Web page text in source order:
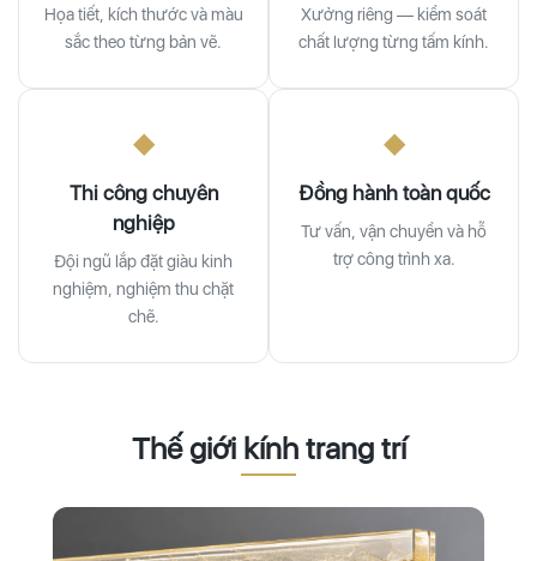
Họa tiết, kích thước và màu
sắc theo từng bản vẽ.
Xưởng riêng — kiểm soát
chất lượng từng tấm kính.
◆
Thi công chuyên
nghiệp
Đội ngũ lắp đặt giàu kinh
nghiệm, nghiệm thu chặt
chẽ.
◆
Đồng hành toàn quốc
Tư vấn, vận chuyển và hỗ
trợ công trình xa.
Thế giới kính trang trí